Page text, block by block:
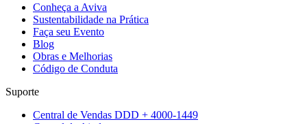
Conheça a Aviva
Sustentabilidade na Prática
Faça seu Evento
Blog
Obras e Melhorias
Código de Conduta
Suporte
Central de Vendas DDD + 4000-1449